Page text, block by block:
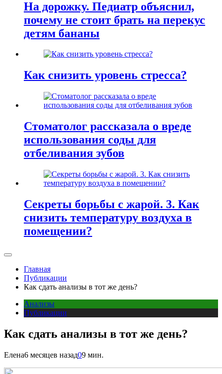
На дорожку. Педиатр объяснил,
почему не стоит брать на перекус
детям бананы
Как снизить уровень стресса?
Стоматолог рассказала о вреде
использования соды для
отбеливания зубов
Секреты борьбы с жарой. 3. Как
снизить температуру воздуха в
помещении?
Главная
Публикации
Как сдать анализы в тот же день?
Анализы
Публикации
Как сдать анализы в тот же день?
Елена6 месяцев назад09 мин.